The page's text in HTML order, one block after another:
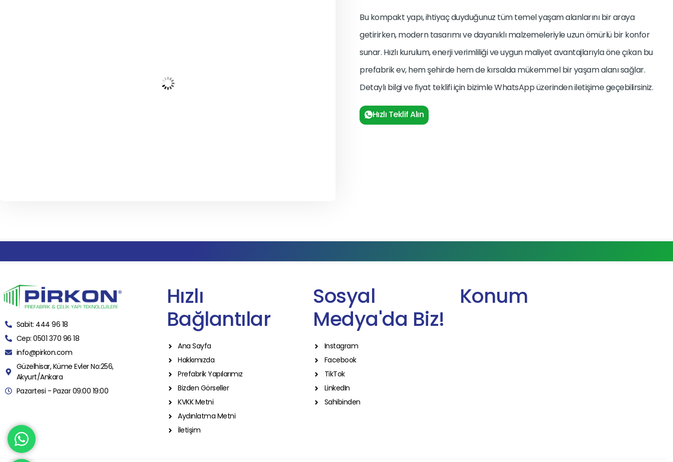
Bu kompakt yapı, ihtiyaç duyduğunuz tüm temel yaşam alanlarını bir araya
getirirken, modern tasarımı ve dayanıklı malzemeleriyle uzun ömürlü bir konfor
sunar. Hızlı kurulum, enerji verimliliği ve uygun maliyet avantajlarıyla öne çıkan bu
prefabrik ev, hem şehirde hem de kırsalda mükemmel bir yaşam alanı sağlar.
Detaylı bilgi ve fiyat teklifi için bizimle WhatsApp üzerinden iletişime geçebilirsiniz.
Hızlı Teklif Alın
Sabit: 444 96 18
Cep: 0501 370 96 18
info@pirkon.com
Güzelhisar, Küme Evler No:256,
Akyurt/Ankara
Pazartesi - Pazar 09:00 19:00
Hızlı
Bağlantılar
Ana Sayfa
Hakkımızda
Prefabrik Yapılarımız
Bizden Görseller
KVKK Metni
Aydınlatma Metni
İletişim
Sosyal
Medya'da Biz!
Instagram
Facebook
TikTok
LinkedIn
Sahibinden
Konum